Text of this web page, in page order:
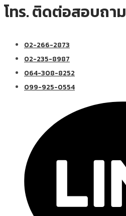
โทร. ติดต่อสอบถาม
02-266-2873
02-235-8987
064-308-8252
099-925-0554